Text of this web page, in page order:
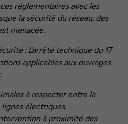
réglementaires avec les
la sécurité du réseau, des
menacée.
: L’arrêté technique du 17
applicables aux ouvrages
à respecter entre la
électriques.
à proximité des